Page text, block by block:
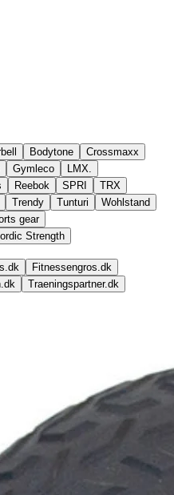
Bodytone
Crossmaxx
Gymleco
LMX.
Reebok SPRI
TRX
Trendy Tunturi
Wohlstand
gear
kg - Nordic Strength
Fitnessengros.dk
Traeningspartner.dk